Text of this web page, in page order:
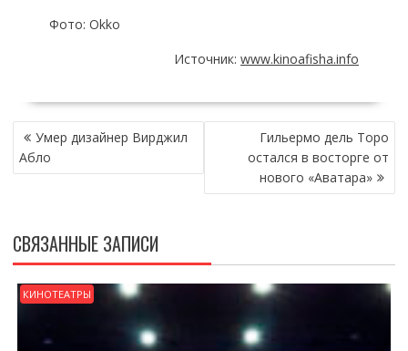
Фото: Okko
Источник:www.kinoafisha.info
НАВИГАЦИЯ
ПО
ЗАПИСЯМ
Умер дизайнер Вирджил
Абло
Гильермо дель Торо
остался в восторге от
нового «Аватара»
СВЯЗАННЫЕ ЗАПИСИ
КИНОТЕАТРЫ